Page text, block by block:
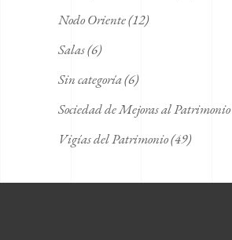
Nodo Oriente(12)
Salas(6)
Sin categoría(6)
Sociedad de Mejoras al Patrimonio
Vigías del Patrimonio(49)